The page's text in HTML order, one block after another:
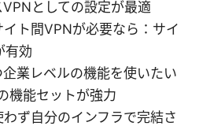
としての設定が最適
ト間VPNが必要なら：サイ
有効
業レベルの機能を使いたい
機能セットが強力
ず自分のインフラで完結さ